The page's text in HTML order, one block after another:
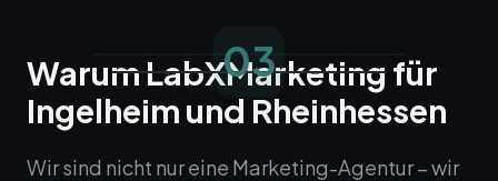
03
Warum LabXMarketing für
Ingelheim und Rheinhessen
Wir sind nicht nur eine Marketing-Agentur – wir